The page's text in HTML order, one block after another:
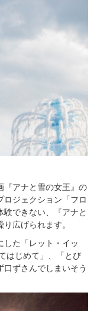
『アナと雪の女王』の
ジェクション「フロ
できない、『アナと
広げられます。
た「レット・イッ
はじめて」、「とび
ずさんでしまいそう